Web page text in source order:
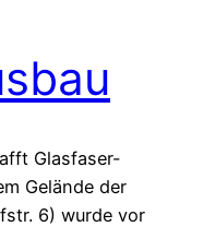
Glasfaser-
Gelände der
6) wurde vor